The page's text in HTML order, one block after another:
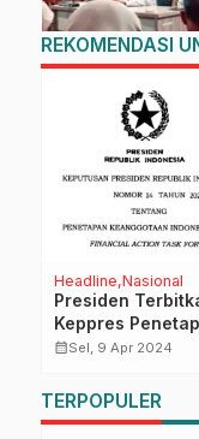
REKOMENDASI
Headline Nasional
Presiden
Keppres
Keanggotaan
Satgas Anti
Uang
calendar_monthSel, 9 Apr 2024
TERPOPULER